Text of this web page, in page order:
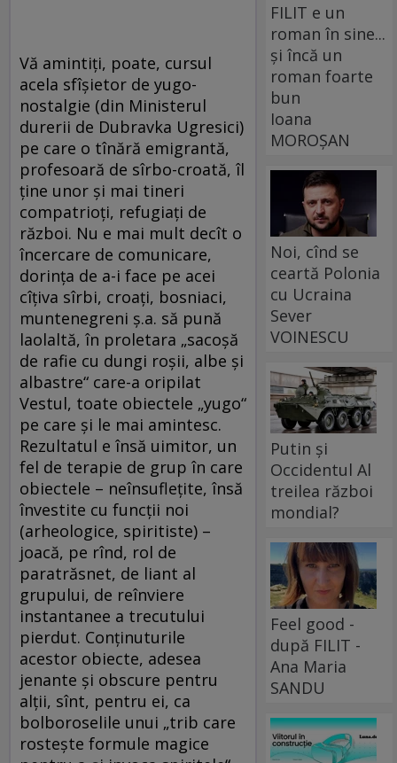
Vă amintiţi, poate, cursul
acela sfîşietor de yugo-
nostalgie (din Ministerul
durerii de Dubravka Ugresici)
pe care o tînără emigrantă,
profesoară de sîrbo-croată, îl
ţine unor şi mai tineri
compatrioţi, refugiaţi de
război. Nu e mai mult decît o
încercare de comunicare,
dorinţa de a-i face pe acei
cîţiva sîrbi, croaţi, bosniaci,
muntenegreni ş.a. să pună
laolaltă, în proletara „sacoşă
de rafie cu dungi roşii, albe şi
albastre“ care-a oripilat
Vestul, toate obiectele „yugo“
pe care şi le mai amintesc.
Rezultatul e însă uimitor, un
fel de terapie de grup în care
obiectele – neînsufleţite, însă
învestite cu funcţii noi
(arheologice, spiritiste) –
joacă, pe rînd, rol de
paratrăsnet, de liant al
grupului, de reînviere
instantanee a trecutului
pierdut. Conţinuturile
acestor obiecte, adesea
jenante şi obscure pentru
alţii, sînt, pentru ei, ca
bolboroselile unui „trib care
rosteşte formule magice
FILIT e un
roman în sine...
și încă un
roman foarte
bun
Ioana
MOROȘAN
Noi, cînd se
ceartă Polonia
cu Ucraina
Sever
VOINESCU
Putin și
Occidentul Al
treilea război
mondial?
Feel good -
după FILIT -
Ana Maria
SANDU